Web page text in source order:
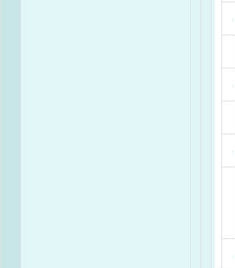
Z----- 结构形式{Z型直通式，Y